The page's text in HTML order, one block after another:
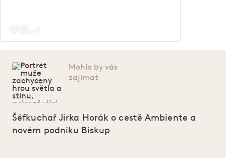
Mohlo by vás
zajímat
Šéfkuchař Jirka Horák o cestě Ambiente a
novém podniku Biskup